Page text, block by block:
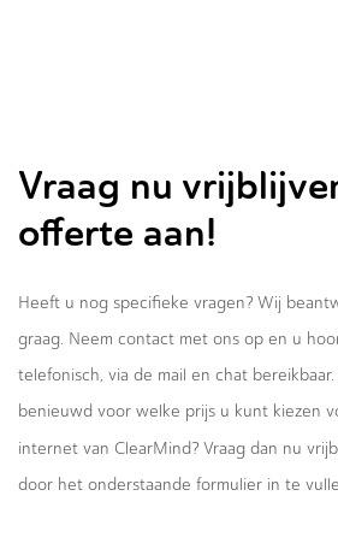
Vraag nu
offerte aan!
Heeft u nog specifieke vragen? Wij
graag. Neem contact met ons op en u
telefonisch, via de mail en chat
benieuwd voor welke prijs u kunt kiezen
internet van ClearMind? Vraag dan nu
door het onderstaande formulier in te